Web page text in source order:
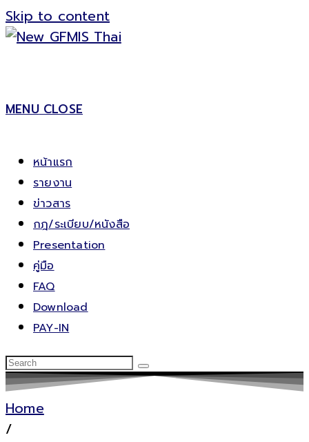
Skip to content
MENU CLOSE
หน้าแรก
รายงาน
ข่าวสาร
กฎ/ระเบียบ/หนังสือ
Presentation
คู่มือ
FAQ
Download
PAY-IN
Home
/